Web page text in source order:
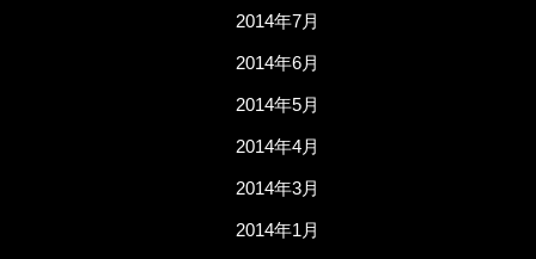
2014年7月
2014年6月
2014年5月
2014年4月
2014年3月
2014年1月